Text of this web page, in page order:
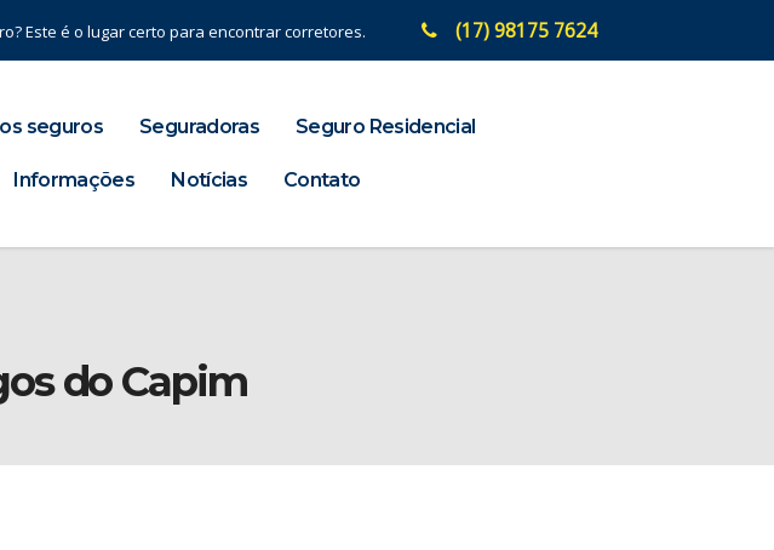
Este é o lugar certo para encontrar corretores. (17) 98175 7624
seguros Seguradoras Seguro Residencial
Informações Notícias Contato
do Capim